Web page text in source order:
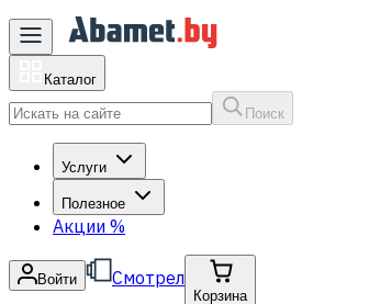
Каталог
Поиск
Услуги
Полезное
Акции %
Войти Смотрел
Корзина